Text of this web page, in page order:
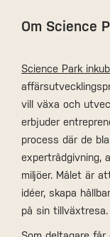
Om Science
Science Park
vill växa och
erbjuder
process där de
expertrådgivning,
miljöer. Målet är
idéer, skapa
på sin tillväxtresa.